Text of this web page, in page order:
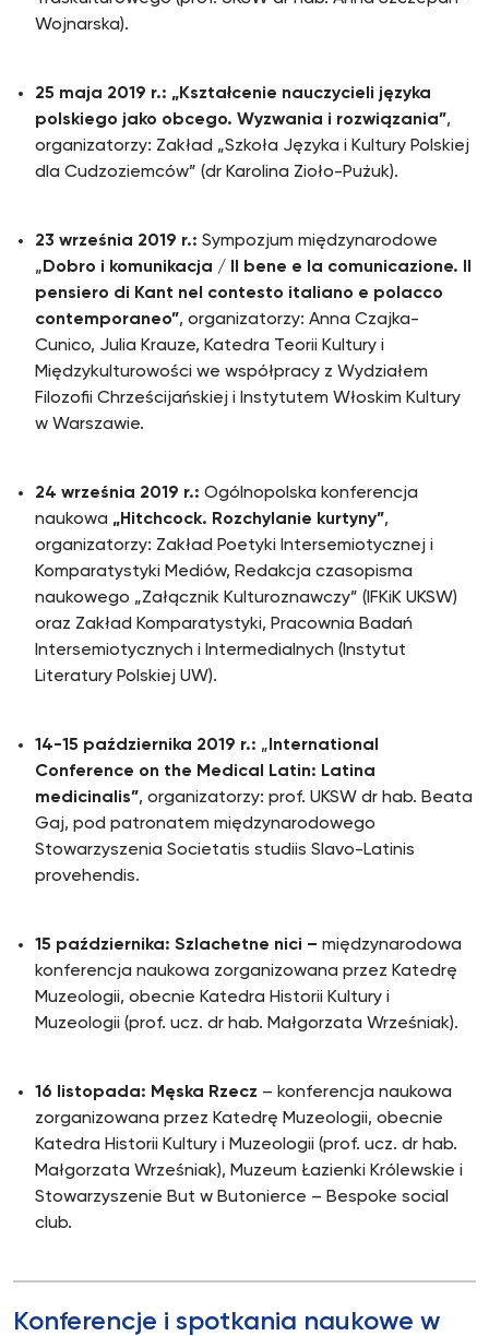
Wojnarska).
25 maja 2019 r.: „Kształcenie nauczycieli języka
polskiego jako obcego. Wyzwania i rozwiązania”,
organizatorzy: Zakład „Szkoła Języka i Kultury Polskiej
dla Cudzoziemców” (dr Karolina Zioło-Pużuk).
23 września 2019 r.: Sympozjum międzynarodowe
„ Dobro i komunikacja / Il bene e la comunicazione. Il
pensiero di Kant nel contesto italiano e polacco
contemporaneo”, organizatorzy: Anna Czajka-
Cunico, Julia Krauze, Katedra Teorii Kultury i
Międzykulturowości we współpracy z Wydziałem
Filozofii Chrześcijańskiej i Instytutem Włoskim Kultury
w Warszawie.
24 września 2019 r.: Ogólnopolska konferencja
naukowa „Hitchcock. Rozchylanie kurtyny”,
organizatorzy: Zakład Poetyki Intersemiotycznej i
Komparatystyki Mediów, Redakcja czasopisma
naukowego „Załącznik Kulturoznawczy” (IFKiK UKSW)
oraz Zakład Komparatystyki, Pracownia Badań
Intersemiotycznych i Intermedialnych (Instytut
Literatury Polskiej UW).
14-15 października 2019 r.: „ International
Conference on the Medical Latin: Latina
medicinalis”, organizatorzy: prof. UKSW dr hab. Beata
Gaj, pod patronatem międzynarodowego
Stowarzyszenia Societatis studiis Slavo-Latinis
provehendis.
15 października: Szlachetne nici – międzynarodowa
konferencja naukowa zorganizowana przez Katedrę
Muzeologii, obecnie Katedra Historii Kultury i
Muzeologii (prof. ucz. dr hab. Małgorzata Wrześniak).
16 listopada: Męska Rzecz – konferencja naukowa
zorganizowana przez Katedrę Muzeologii, obecnie
Katedra Historii Kultury i Muzeologii (prof. ucz. dr hab.
Małgorzata Wrześniak), Muzeum Łazienki Królewskie i
Stowarzyszenie But w Butonierce – Bespoke social
club.
Konferencje i spotkania naukowe w